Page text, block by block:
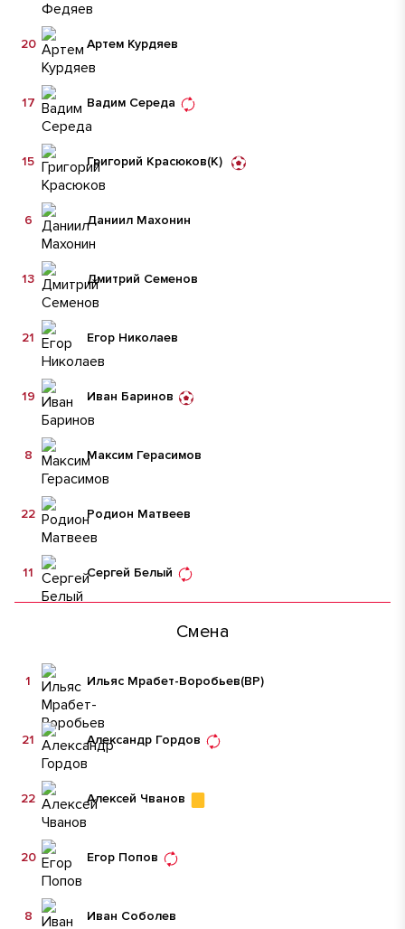
Артем Курдяев
20
Вадим Середа
17
Григорий Красюков(К)
15
Даниил Махонин
6
Дмитрий Семенов
13
Егор Николаев
21
Иван Баринов
19
Максим Герасимов
8
Родион Матвеев
22
Сергей Белый
11
Смена
Ильяс Мрабет-Воробьев(ВР)
1
Александр Гордов
21
Алексей Чванов
22
Егор Попов
20
Иван Соболев
8